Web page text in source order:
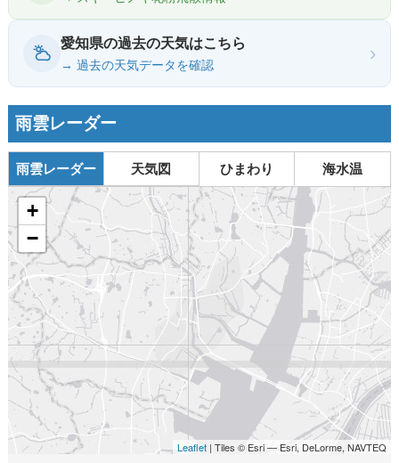
愛知県の過去の天気はこちら
→ 過去の天気データを確認
›
雨雲レーダー
雨雲レーダー 天気図 ひまわり 海水温
+
−
Leaflet | Tiles © Esri — Esri, DeLorme, NAVTEQ